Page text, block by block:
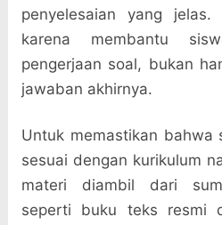
penyelesaian yang
karena membantu
pengerjaan soal, bukan
jawaban akhirnya.
Untuk memastikan bahwa
sesuai dengan kurikulum
materi diambil dari
seperti buku teks resmi